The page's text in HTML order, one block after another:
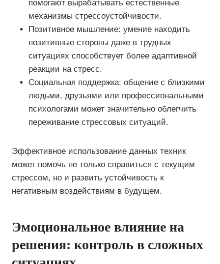
помогают вырабатывать естественные
механизмы стрессоустойчивости.
Позитивное мышление: умение находить
позитивные стороны даже в трудных
ситуациях способствует более адаптивной
реакции на стресс.
Социальная поддержка: общение с близкими
людьми, друзьями или профессиональными
психологами может значительно облегчить
переживание стрессовых ситуаций.
Эффективное использование данных техник
может помочь не только справиться с текущим
стрессом, но и развить устойчивость к
негативным воздействиям в будущем.
Эмоциональное влияние на
решения: контроль в сложных